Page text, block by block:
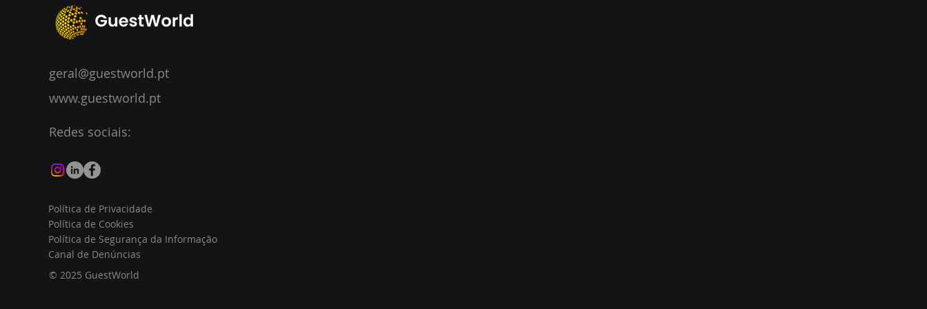
geral@guestworld.pt
www.guestworld.pt
Redes sociais:
Política de Privacidade
Política de Cookies
Política de Segurança da Informação
Canal de Denúncias
© 2025 GuestWorld